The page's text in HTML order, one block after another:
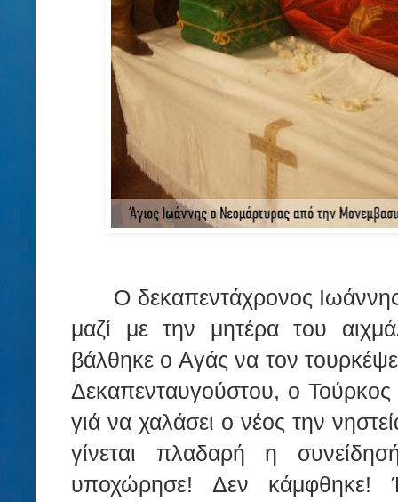
Ο δεκαπεντάχρονος
μαζί με την μητέρα του
βάλθηκε ο Αγάς να τον
Δεκαπενταυγούστου, ο Τούρκος
γιά να χαλάσει ο νέος την
γίνεται πλαδαρή η
υποχώρησε! Δεν κάμφθηκε!